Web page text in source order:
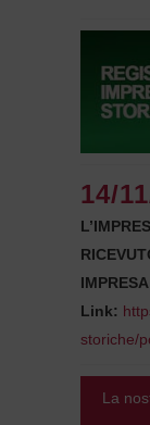
14/
Link:
storiche/
La